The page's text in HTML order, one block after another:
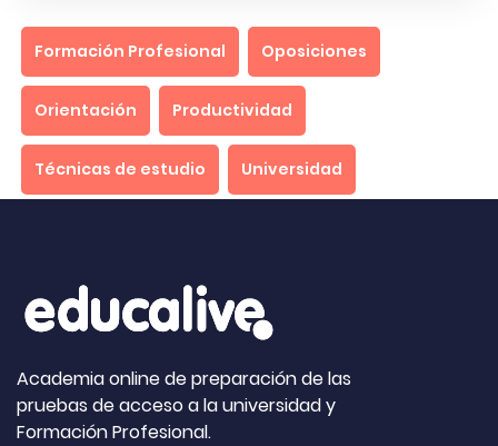
Formación Profesional Oposiciones
Orientación Productividad
Técnicas de estudio Universidad
Academia online de preparación de las
pruebas de acceso a la universidad y
Formación Profesional.